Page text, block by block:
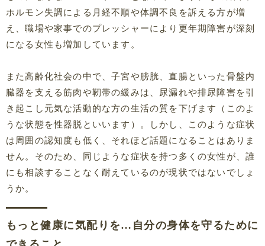
ホルモン失調による月経不順や体調不良を訴える方が増
え、職場や家事でのプレッシャーにより更年期障害が深刻
になる女性も増加しています。
また高齢化社会の中で、子宮や膀胱、直腸といった骨盤内
臓器を支える筋肉や靭帯の緩みは、尿漏れや排尿障害を引
き起こし元気な活動的な方の生活の質を下げます（このよ
うな状態を性器脱といいます）。しかし、このような症状
は周囲の認知度も低く、それほど話題になることはありま
せん。そのため、同じような症状を持つ多くの女性が、誰
にも相談することなく耐えているのが現状ではないでしょ
うか。
もっと健康に気配りを…自分の身体を守るために